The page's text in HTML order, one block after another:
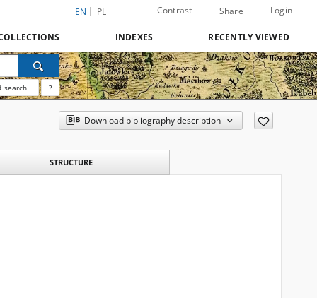
EN PL Contrast Share Login
INDEXES RECENTLY VIEWED
search ?
Download bibliography description
STRUCTURE